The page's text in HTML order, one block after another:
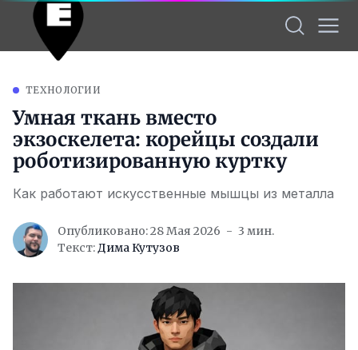
ТЕХНОЛОГИИ
Умная ткань вместо
экзоскелета: корейцы создали
роботизированную куртку
Как работают искусственные мышцы из металла
Опубликовано: 28 Мая 2026
3 мин.
Текст:Дима Кутузов